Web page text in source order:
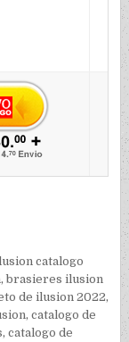
catalogo
,brasieres ilusion
de ilusion 2022,
,catalogo de
,catalogo de